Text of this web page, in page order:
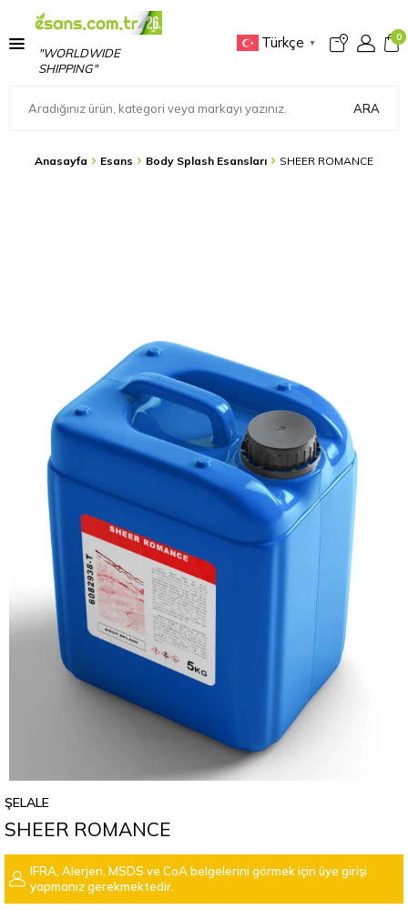
"WORLDWIDE
SHIPPING"
Türkçe ▼
0
ARA
Anasayfa Esans Body Splash Esansları SHEER ROMANCE
ŞELALE
SHEER ROMANCE
IFRA, Alerjen, MSDS ve CoA belgelerini görmek için üye girişi
yapmanız gerekmektedir.